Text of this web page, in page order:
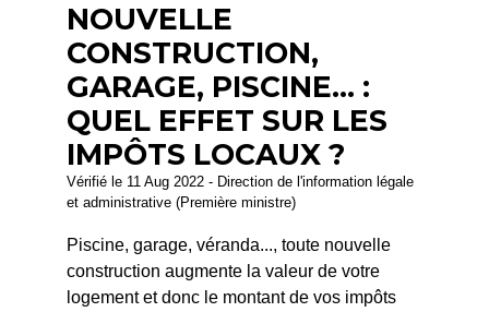
NOUVELLE
CONSTRUCTION,
GARAGE, PISCINE... :
QUEL EFFET SUR LES
IMPÔTS LOCAUX ?
Vérifié le 11 Aug 2022 - Direction de l'information légale
et administrative (Première ministre)
Piscine, garage, véranda..., toute nouvelle
construction augmente la valeur de votre
logement et donc le montant de vos impôts